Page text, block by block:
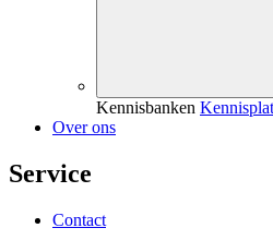
Kennisbanken
Over ons
Service
Contact